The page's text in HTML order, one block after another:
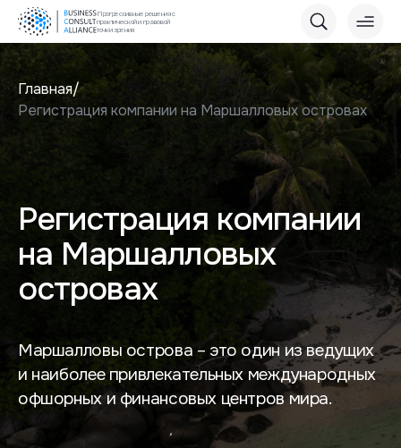
Прогрессивные решения с
практической и правовой
точки зрения
Главная
Регистрация компании на Маршалловых островах
Регистрация компании
на Маршалловых
островах
Маршалловы острова – это один из ведущих
и наиболее привлекательных международных
офшорных и финансовых центров мира.